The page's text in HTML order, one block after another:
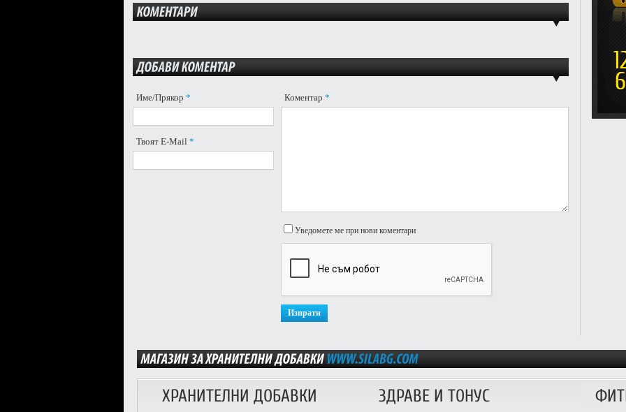
Име/Прякор *
Твоят E-Mail *
Коментар *
Уведомете ме при нови коментари
ХРАНИТЕЛНИ ДОБАВКИ ЗДРАВЕ И ТОНУС